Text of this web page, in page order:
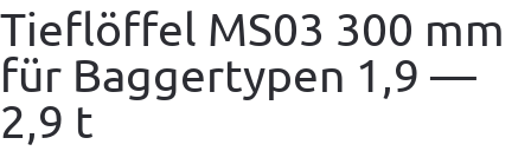
Tieflöffel MS03 300 mm
für Baggertypen 1,9 —
2,9 t